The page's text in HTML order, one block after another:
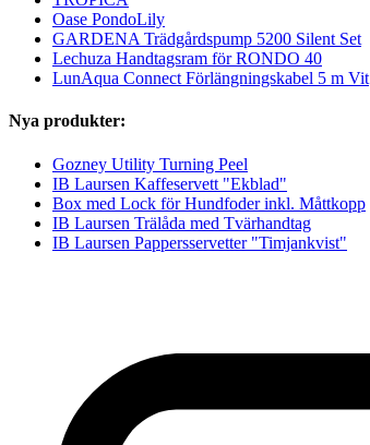
Oase PondoLily
GARDENA Trädgårdspump 5200 Silent Set
Lechuza Handtagsram för RONDO 40
LunAqua Connect Förlängningskabel 5 m Vit
Nya produkter:
Gozney Utility Turning Peel
IB Laursen Kaffeservett "Ekblad"
Box med Lock för Hundfoder inkl. Måttkopp
IB Laursen Trälåda med Tvärhandtag
IB Laursen Pappersservetter "Timjankvist"